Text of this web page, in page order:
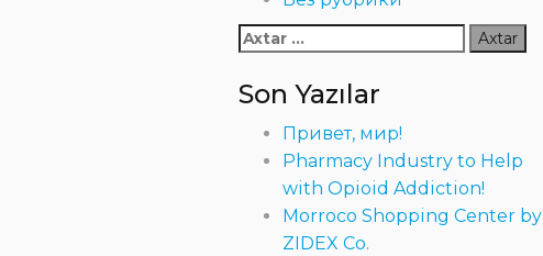
Son Yazılar
Привет, мир!
Pharmacy Industry to Help
with Opioid Addiction!
Morroco Shopping Center by
ZIDEX Co.